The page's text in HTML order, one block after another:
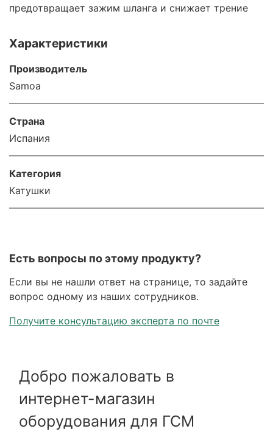
предотвращает зажим шланга и снижает трение
Характеристики
Производитель
Samoa
Страна
Испания
Категория
Катушки
Есть вопросы по этому продукту?
Если вы не нашли ответ на странице, то задайте
вопрос одному из наших сотрудников.
Получите консультацию эксперта по почте
Добро пожаловать в
интернет-магазин
оборудования для ГСМ